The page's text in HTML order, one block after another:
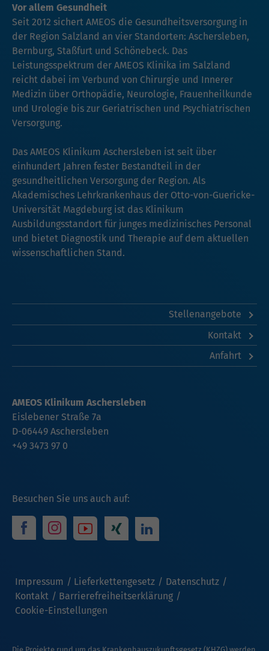
Vor allem Gesundheit
Seit 2012 sichert AMEOS die Gesundheitsversorgung in
der Region Salzland an vier Standorten: Aschersleben,
Bernburg, Staßfurt und Schönebeck. Das
Leistungsspektrum der AMEOS Klinika im Salzland
reicht dabei im Verbund von Chirurgie und Innerer
Medizin über Orthopädie, Neurologie, Frauenheilkunde
und Urologie bis zur Geriatrischen und Psychiatrischen
Versorgung.
Das AMEOS Klinikum Aschersleben ist seit über
einhundert Jahren fester Bestandteil in der
gesundheitlichen Versorgung der Region. Als
Akademisches Lehrkrankenhaus der Otto-von-Guericke-
Universität Magdeburg ist das Klinikum
Ausbildungsstandort für junges medizinisches Personal
und bietet Diagnostik und Therapie auf dem aktuellen
wissenschaftlichen Stand.
Stellenangebote
Kontakt
Anfahrt
Besuchen Sie uns auch auf:
Impressum Lieferkettengesetz
Datenschutz
Kontakt
Barrierefreiheitserklärung
Cookie-Einstellungen
AMEOS Klinikum Aschersleben
Eislebener Straße 7a
D-06449 Aschersleben
+49 3473 97 0